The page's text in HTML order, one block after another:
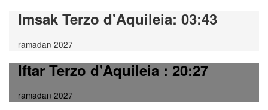
Imsak Terzo d'Aquileia: 03:43
ramadan 2027
Iftar Terzo d'Aquileia: 20:27
ramadan 2027